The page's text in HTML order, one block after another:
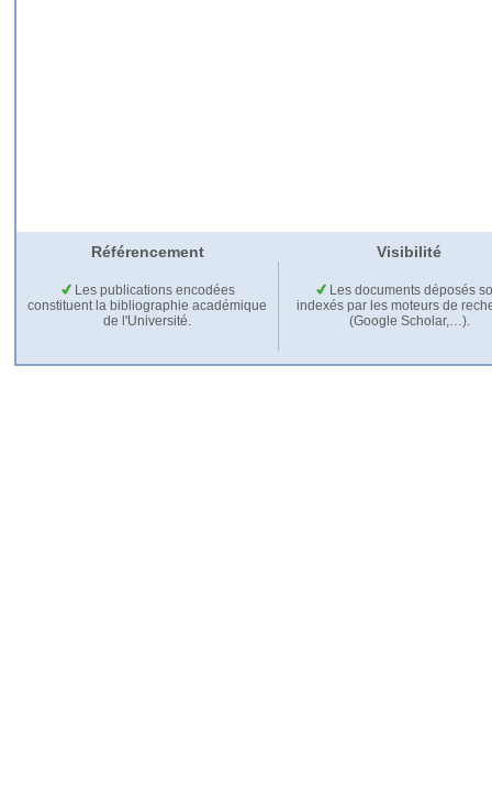
Référencement Visibilité
Les publications encodées
constituent la bibliographie académique
de l'Université.
Les documents déposés
indexés par les moteurs de
(Google Scholar,…).